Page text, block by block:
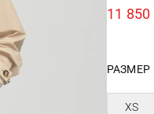
11 850
РАЗМЕР
XS